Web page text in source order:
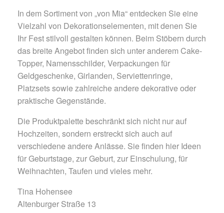
In dem Sortiment von „von Mia“ entdecken Sie eine
Vielzahl von Dekorationselementen, mit denen Sie
Ihr Fest stilvoll gestalten können. Beim Stöbern durch
das breite Angebot finden sich unter anderem Cake-
Topper, Namensschilder, Verpackungen für
Geldgeschenke, Girlanden, Serviettenringe,
Platzsets sowie zahlreiche andere dekorative oder
praktische Gegenstände.
Die Produktpalette beschränkt sich nicht nur auf
Hochzeiten, sondern erstreckt sich auch auf
verschiedene andere Anlässe. Sie finden hier Ideen
für Geburtstage, zur Geburt, zur Einschulung, für
Weihnachten, Taufen und vieles mehr.
Tina Hohensee
Altenburger Straße 13